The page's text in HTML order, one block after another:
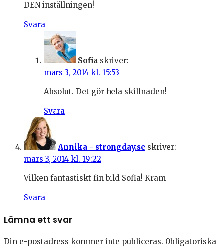
DEN inställningen!
Svara
Sofia skriver:
mars 3, 2014 kl. 15:53
Absolut. Det gör hela skillnaden!
Svara
Annika - strongday.se skriver:
mars 3, 2014 kl. 19:22
Vilken fantastiskt fin bild Sofia! Kram
Svara
Lämna ett svar
Din e-postadress kommer inte publiceras. Obligatoriska